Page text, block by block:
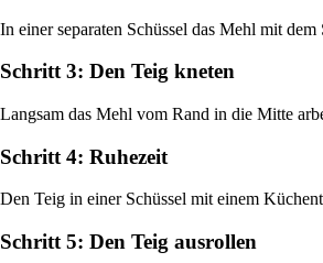
In einer separaten Schüssel das Mehl mit
Schritt 3: Den Teig kneten
Langsam das Mehl vom Rand in die Mitte
Schritt 4: Ruhezeit
Den Teig in einer Schüssel mit einem
Schritt 5: Den Teig ausrollen